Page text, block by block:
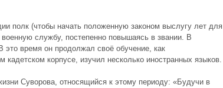
полк (чтобы начать положенную законом выслугу лет для
службу, постепенно повышаясь в звании. В
время он продолжал своё обучение, как
корпусе, изучил несколько иностранных языков.
Суворова, относящийся к этому периоду: «Будучи в